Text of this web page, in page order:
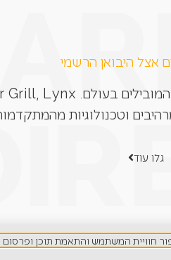
אצל היבואן הרשמי
וטכנולוגיות
גלו עוד